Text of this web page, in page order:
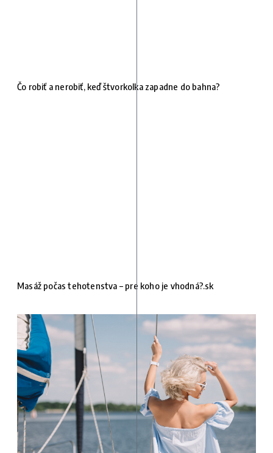
Čo robiť a nerobiť, keď štvorkolka zapadne do bahna?
Masáž počas tehotenstva – pre koho je vhodná?.sk